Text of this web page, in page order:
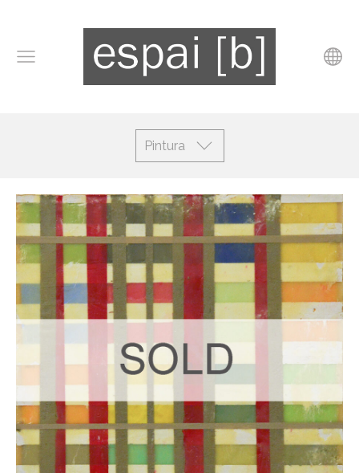
Pintura